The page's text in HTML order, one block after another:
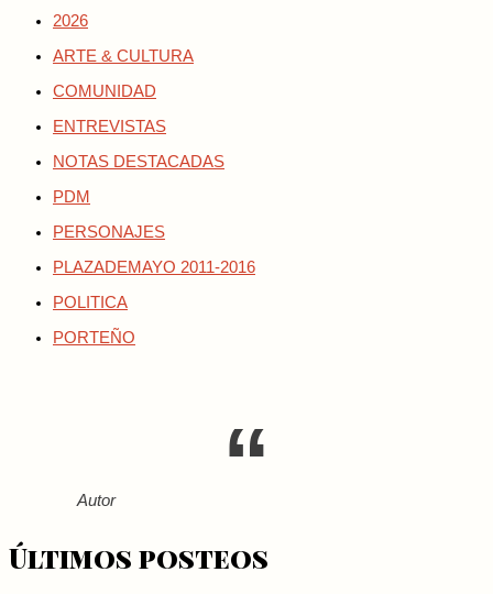
2026
ARTE & CULTURA
COMUNIDAD
ENTREVISTAS
NOTAS DESTACADAS
PDM
PERSONAJES
PLAZADEMAYO 2011-2016
POLITICA
PORTEÑO
Autor
Últimos posteos